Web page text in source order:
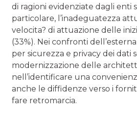
di ragioni evidenziate dagli enti
particolare, l’inadeguatezza
velocita? di attuazione delle
(33%). Nei confronti
per sicurezza e privacy dei dati
modernizzazione delle
nell’identificare una
anche le diffidenze verso i
fare retromarcia.